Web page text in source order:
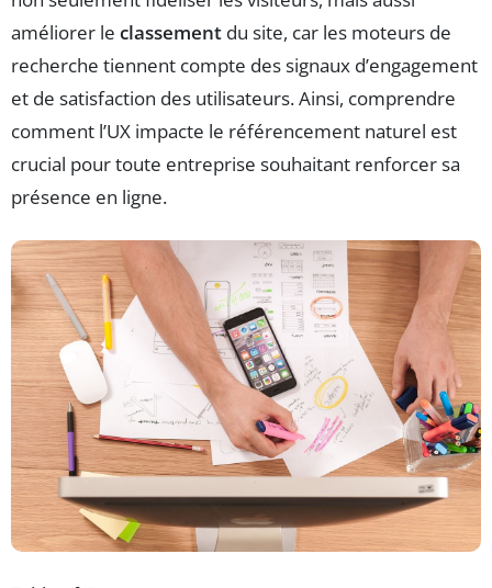
améliorer le classement du site, car les moteurs de
recherche tiennent compte des signaux d’engagement
et de satisfaction des utilisateurs. Ainsi, comprendre
comment l’UX impacte le référencement naturel est
crucial pour toute entreprise souhaitant renforcer sa
présence en ligne.